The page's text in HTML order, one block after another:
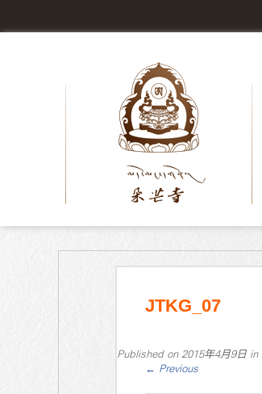
JTKG_07
Published on 2015年4月9日in
← Previous